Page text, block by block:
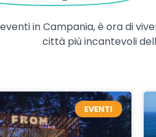
in Campania, è ora di
città più incantevoli
EVENTI